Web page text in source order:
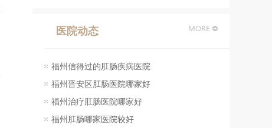
医院动态
福州信得过的肛肠疾病医院
福州晋安区肛肠医院哪家好
福州治疗肛肠医院哪家好
福州肛肠哪家医院较好